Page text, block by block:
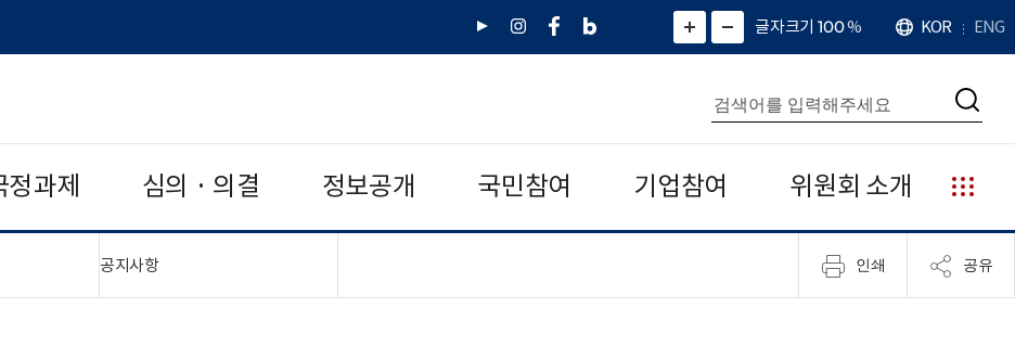
유
인
페
네
그
)
화
면
면
소
확
대
치
글자크기 100%
언
어
KOR ENG
통
합
검
색
검
정과제 심의 · 의결 정보공개 국민참여 기업참여 위원회 소개
누
리
집
안
공지사항"접기,펼치기" 인쇄 공유